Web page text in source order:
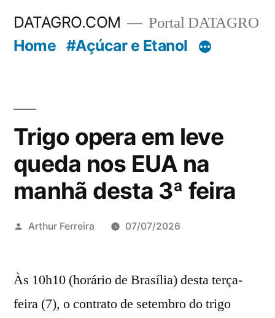
DATAGRO.COM Portal DATAGRO
Home #Açúcar e Etanol
Trigo opera em leve
queda nos EUA na
manhã desta 3ª feira
Publicado
Arthur Ferreira 07/07/2026
Às 10h10 (horário de Brasília) desta terça-
feira (7), o contrato de setembro do trigo